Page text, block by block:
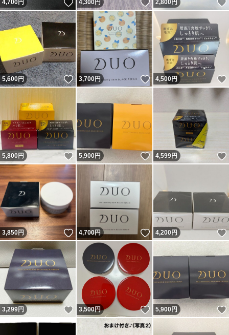
4,700円 いいね！
4,300円 いいね！
2,800円
5,600円 いいね！
3,700円 いいね！
4,500円
5,800円 いいね！
5,900円 いいね！
4,599円
3,850円 いいね！
4,700円 いいね！
4,200円
3,299円 いいね！
3,500円 いいね！
5,900円